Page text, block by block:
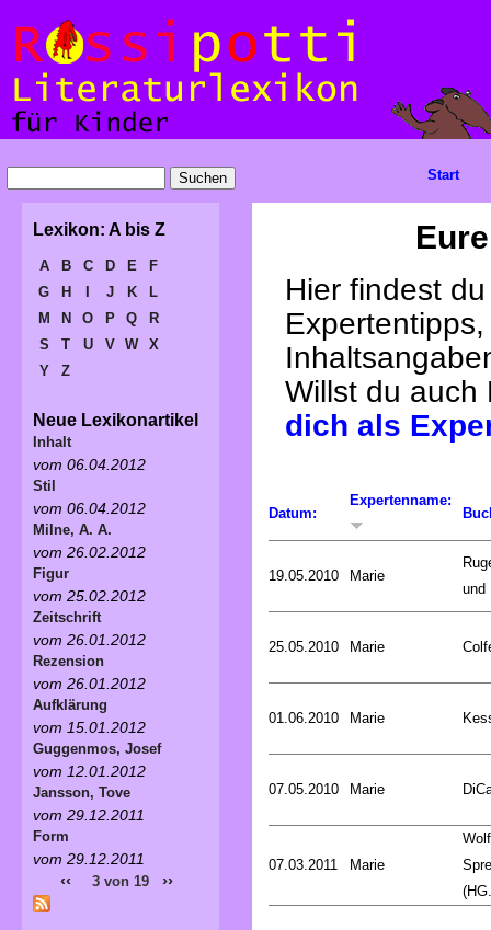
Hier findest
Willst du
dich als
Datum:
Expertenname:
19.05.2010 Marie
und
25.05.2010 Marie
01.06.2010 Marie
07.05.2010 Marie
07.03.2011 Marie
Start
Lexikon: A bis Z
A B C D E
F
G
H J K
L
M
N O P Q
R
S
T U V W
X
Y
Z
Neue Lexikonartikel
Inhalt
vom 06.04.2012
Stil
vom 06.04.2012
Milne, A. A.
vom 26.02.2012
Figur
vom 25.02.2012
Zeitschrift
vom 26.01.2012
Rezension
vom 26.01.2012
Aufklärung
vom 15.01.2012
Guggenmos, Josef
vom 12.01.2012
Jansson, Tove
vom 29.12.2011
Form
vom 29.12.2011
‹‹ 3 von 19 ››